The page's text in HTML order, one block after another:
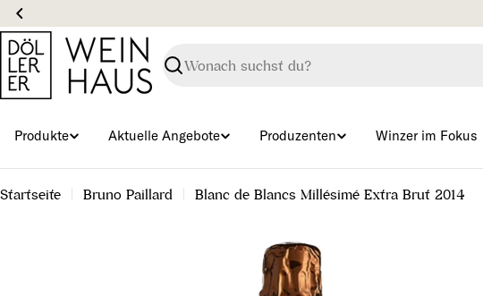
Zum
Inhalt
springen
Suchen
Produkte Aktuelle Angebote Produzenten Winzer im Fokus
Startseite Bruno Paillard Blanc de Blancs Millésimé Extra Brut 2014